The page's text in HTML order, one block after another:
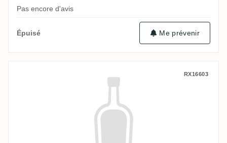
Pas encore d'avis
Épuisé Me prévenir
Fisselier Les Boucaneries (Punch au
RX16603